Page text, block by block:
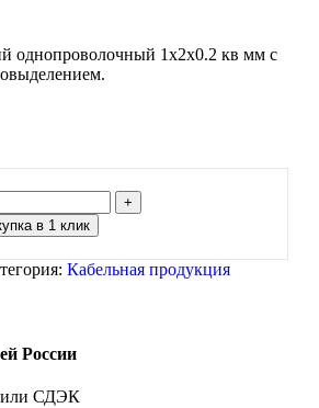
однопроволочный 1х2х0.2 кв мм с
в 1 клик
Кабельная продукция
России
или СДЭК